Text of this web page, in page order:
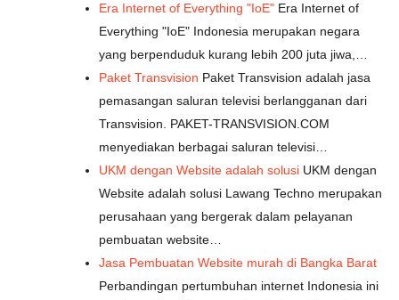
Era Internet of Everything "IoE" Era Internet of
Everything "IoE" Indonesia merupakan negara
yang berpenduduk kurang lebih 200 juta jiwa,…
Paket Transvision Paket Transvision adalah jasa
pemasangan saluran televisi berlangganan dari
Transvision. PAKET-TRANSVISION.COM
menyediakan berbagai saluran televisi…
UKM dengan Website adalah solusi UKM dengan
Website adalah solusi Lawang Techno merupakan
perusahaan yang bergerak dalam pelayanan
pembuatan website…
Jasa Pembuatan Website murah di Bangka Barat
Perbandingan pertumbuhan internet Indonesia ini